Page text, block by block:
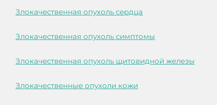
Злокачественная опухоль сердца
Злокачественная опухоль симптомы
Злокачественная опухоль щитовидной железы
Злокачественные опухоли кожи